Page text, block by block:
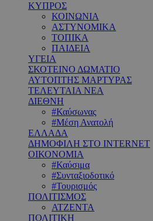
ΚΥΠΡΟΣ
ΚΟΙΝΩΝΙΑ
ΑΣΤΥΝΟΜΙΚΑ
ΤΟΠΙΚΑ
ΠΑΙΔΕΙΑ
ΥΓΕΙΑ
ΣΚΟΤΕΙΝΟ ΔΩΜΑΤΙΟ
ΑΥΤΟΠΤΗΣ ΜΑΡΤΥΡΑΣ
ΤΕΛΕΥΤΑΙΑ ΝΕΑ
ΔΙΕΘΝΗ
#Καύσωνας
#Μέση Ανατολή
ΕΛΛΑΔΑ
ΔΗΜΟΦΙΛΗ ΣΤΟ INTERNET
ΟΙΚΟΝΟΜΙΑ
#Καύσιμα
#Συνταξιοδοτικό
#Τουρισμός
ΠΟΛΙΤΙΣΜΟΣ
ΑΤΖΕΝΤΑ
ΠΟΛΙΤΙΚΗ